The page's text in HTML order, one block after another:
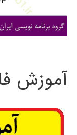
ی
آموزش